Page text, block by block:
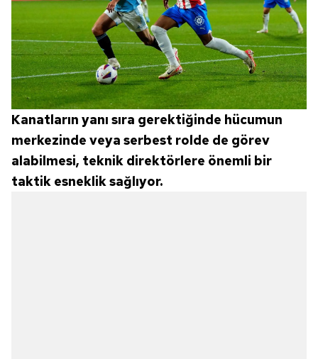
Kanatların yanı sıra gerektiğinde hücumun
merkezinde veya serbest rolde de görev
alabilmesi, teknik direktörlere önemli bir
taktik esneklik sağlıyor.